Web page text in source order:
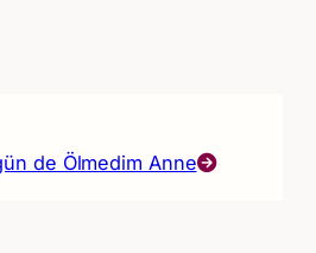
de Ölmedim Anne